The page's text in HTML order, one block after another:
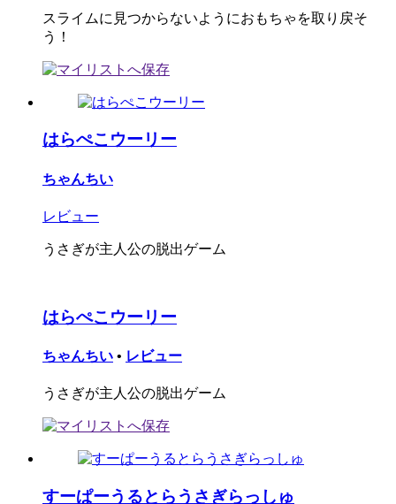
スライムに見つからないようにおもちゃを取り戻そ
う！
はらぺこウーリー
ちゃんちい
レビュー
うさぎが主人公の脱出ゲーム
はらぺこウーリー
ちゃんちい • レビュー
うさぎが主人公の脱出ゲーム
すーぱーうるとらうさぎらっしゅ